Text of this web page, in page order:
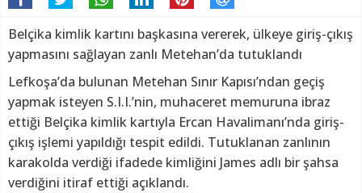
Belçika kimlik kartını başkasına vererek, ülkeye giriş-çıkış
yapmasını sağlayan zanlı Metehan’da tutuklandı
Lefkoşa’da bulunan Metehan Sınır Kapısı’ndan geçiş
yapmak isteyen S.I.I.’nin, muhaceret memuruna ibraz
ettiği Belçika kimlik kartıyla Ercan Havalimanı’nda giriş-
çıkış işlemi yapıldığı tespit edildi. Tutuklanan zanlının
karakolda verdiği ifadede kimliğini James adlı bir şahsa
verdiğini itiraf ettiği açıklandı.